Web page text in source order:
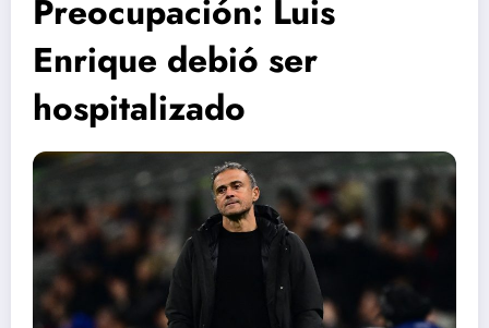
Preocupación: Luis
Enrique debió ser
hospitalizado